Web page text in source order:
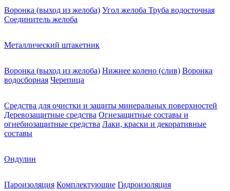
Воронка (выход из желоба) Угол желоба Труба водосточная
Соединитель желоба
Металлический штакетник
Воронка (выход из желоба) Нижнее колено (слив) Воронка
водосборная Черепица
Средства для очистки и защиты минеральных поверхностей
Деревозащитные средства Огнезащитные составы и
огнебиозащитные средства Лаки, краски и декоративные
составы
Ондулин
Пароизоляция Комплектующие Гидроизоляция